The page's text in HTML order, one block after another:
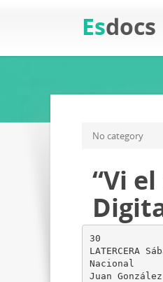
Esdocs
No category
“Vi
30
LATERCERA
Nacional
Juan